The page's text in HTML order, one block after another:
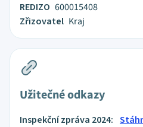
REDIZO 600015408
Zřizovatel Kraj
Užitečné odkazy
Inspekční zpráva 2024: